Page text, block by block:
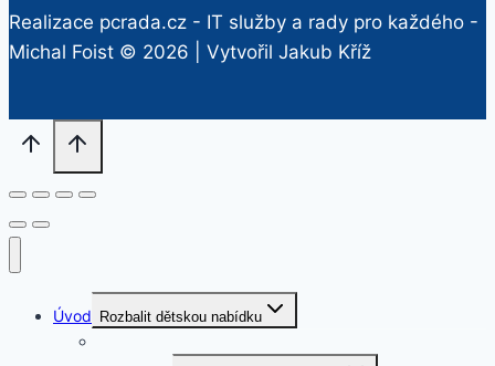
Realizace pcrada.cz - IT služby a rady pro každého -
Michal Foist © 2026 | Vytvořil Jakub Kříž
Úvod Rozbalit dětskou nabídku